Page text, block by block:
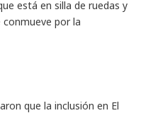
está en silla de ruedas y
por la
que la inclusión en El